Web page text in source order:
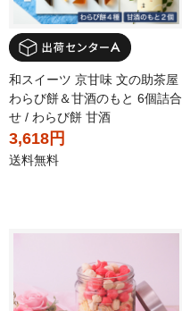
和スイーツ 京甘味 文の助茶屋
わらび餅＆甘酒のもと 6個詰合
せ / わらび餅 甘酒
3,618円
送料無料